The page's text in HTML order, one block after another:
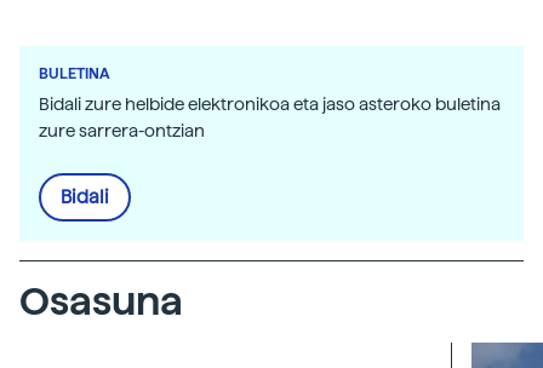
BULETINA
Bidali zure helbide elektronikoa eta jaso asteroko buletina
zure sarrera-ontzian
Bidali
Osasuna